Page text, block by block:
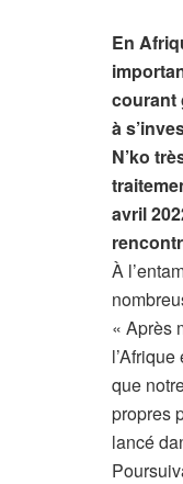
En
courant
à
N’ko
avril
À
« Après
que
propres
lancé